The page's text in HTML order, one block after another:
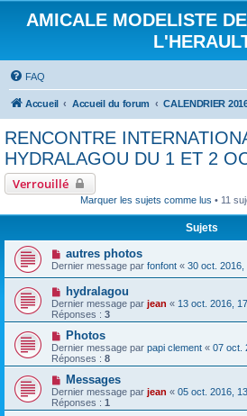
AMICALE MODELISTE
FAQ
Accueil Accueil du forum CALENDRIER
RENCONTRE
HYDRALAGOU DU 1 ET 2
Verrouillé
Marquer les sujets comme lus • 11
Sujets
autres photos
Dernier message par fonfont « 30 oct. 2016,
hydralagou
Dernier message par jean « 13 oct. 2016,
Réponses : 3
Photos
Dernier message par papi clement « 07 oct.
Réponses : 8
Messages
Dernier message par jean « 05 oct. 2016,
Réponses : 1